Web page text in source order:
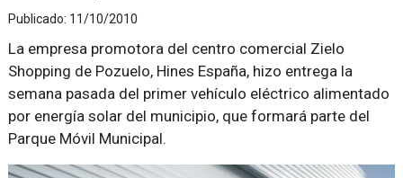
Publicado: 11/10/2010
La empresa promotora del centro comercial Zielo
Shopping de Pozuelo, Hines España, hizo entrega la
semana pasada del primer vehículo eléctrico alimentado
por energía solar del municipio, que formará parte del
Parque Móvil Municipal.